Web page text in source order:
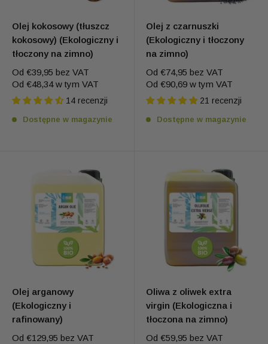
Olej kokosowy (tłuszcz
kokosowy) (Ekologiczny i
tłoczony na zimno)
Od €39,95 bez VAT
Od €48,34w tym VAT
14 recenzji
Dostępne w magazynie
Olej z czarnuszki
(Ekologiczny i tłoczony
na zimno)
Od €74,95 bez VAT
Od €90,69 w tym VAT
21 recenzji
Dostępne w magazynie
Olej arganowy
(Ekologiczny i
rafinowany)
Od €129,95 bez VAT
Oliwa z oliwek extra
virgin (Ekologiczna i
tłoczona na zimno)
Od €59,95 bez VAT